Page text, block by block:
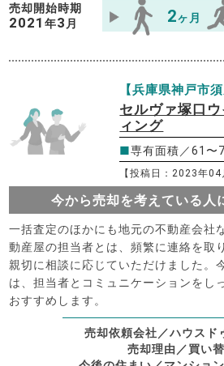
売却開始時期
2021年3 月 2ヶ月
【兵庫県神戸市須
セルヴァ塚口
ィング
■専有面積／61〜
【投稿日：2023年04
今から売却を考えている人
一括査定のほかにも地元の不動産会社
動産屋の担当者とは、頻繁に連絡を取
親切に相談に応じていただけました。
は、担当者とコミュニケーションをし
おすすめします。
売却依頼会社／ハウスド
売却理由／買い替